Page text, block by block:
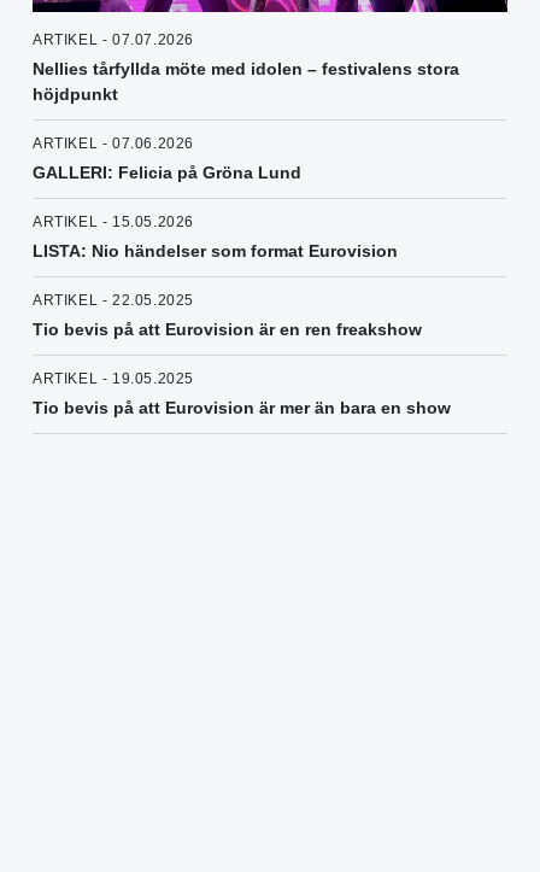
ARTIKEL - 07.07.2026
Nellies tårfyllda möte med idolen – festivalens stora
höjdpunkt
ARTIKEL - 07.06.2026
GALLERI: Felicia på Gröna Lund
ARTIKEL - 15.05.2026
LISTA: Nio händelser som format Eurovision
ARTIKEL - 22.05.2025
Tio bevis på att Eurovision är en ren freakshow
ARTIKEL - 19.05.2025
Tio bevis på att Eurovision är mer än bara en show